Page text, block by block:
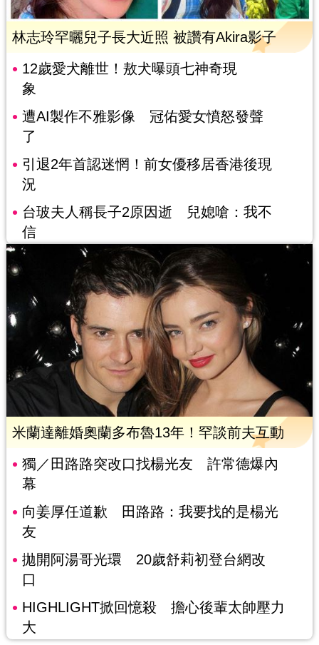
林志玲罕曬兒子長大近照 被讚有Akira影子
12歲愛犬離世！敖犬曝頭七神奇現
象
遭AI製作不雅影像 冠佑愛女憤怒發聲
了
引退2年首認迷惘！前女優移居香港後現
況
台玻夫人稱長子2原因逝 兒媳嗆：我不
信
米蘭達離婚奧蘭多布魯13年！罕談前夫互動
獨／田路路突改口找楊光友 許常德爆內
幕
向姜厚任道歉 田路路：我要找的是楊光
友
拋開阿湯哥光環 20歲舒莉初登台網改
口
HIGHLIGHT掀回憶殺 擔心後輩太帥壓力
大